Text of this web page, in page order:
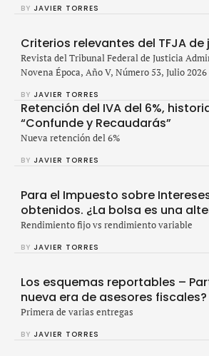
BY JAVIER TORRES
Criterios relevantes del TFJA de
Revista del Tribunal Federal de Justicia
Novena Época, Año V, Número 53, Julio 2026
BY JAVIER TORRES
Retención del IVA del 6%,
“Confunde y Recaudarás”
Nueva retención del 6%
BY JAVIER TORRES
Para el Impuesto sobre
obtenidos. ¿La bolsa es una
Rendimiento fijo vs rendimiento variable
BY JAVIER TORRES
Los esquemas reportables –
nueva era de asesores fiscales?
Primera de varias entregas
BY JAVIER TORRES